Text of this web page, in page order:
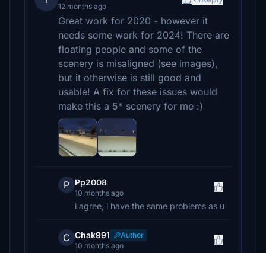
12 months ago
Great work for 2020 - however it
needs some work for 2024! There are
floating people and some of the
scenery is misaligned (see images),
but it otherwise is still good and
usable! A fix for these issues would
make this a 5* scenery for me :)
P Pp2008
10 months ago
i agree, i have the same problems as u
C Chak991
Author
10 months ago